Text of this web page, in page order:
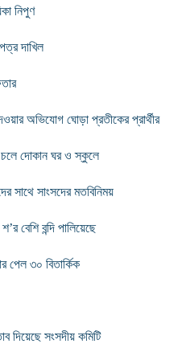
নিপুণ
দাখিল
অভিযোগ ঘোড়া প্রতীকের প্রার্থীর
চলে দোকান ঘর ও স্কুলে
সাথে সাংসদের মতবিনিময়
বেশি বন্দি পালিয়েছে
পেল ৩০ বিতার্কিক
দিয়েছে সংসদীয় কমিটি